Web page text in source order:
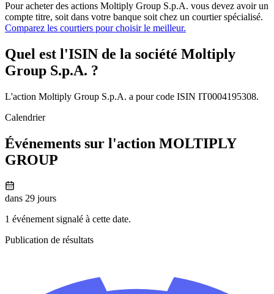
Pour acheter des actions Moltiply Group S.p.A. vous devez avoir un
compte titre, soit dans votre banque soit chez un courtier spécialisé.
Comparez les courtiers pour choisir le meilleur.
Quel est l'ISIN de la société Moltiply
Group S.p.A. ?
L'action Moltiply Group S.p.A. a pour code ISIN IT0004195308.
Calendrier
Événements sur l'action MOLTIPLY
GROUP
dans 29 jours
1 événement signalé à cette date.
Publication de résultats